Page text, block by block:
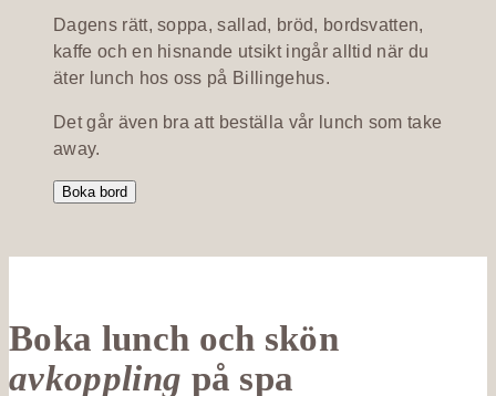
Dagens rätt, soppa, sallad, bröd, bordsvatten,
kaffe och en hisnande utsikt ingår alltid när du
äter lunch hos oss på Billingehus.
Det går även bra att beställa vår lunch som take
away.
Boka bord
Boka lunch och skön
avkoppling på spa